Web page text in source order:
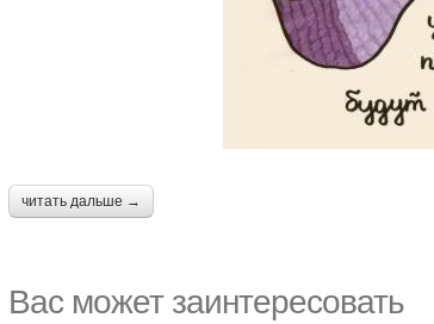
читать дальше →
Вас может заинтересовать